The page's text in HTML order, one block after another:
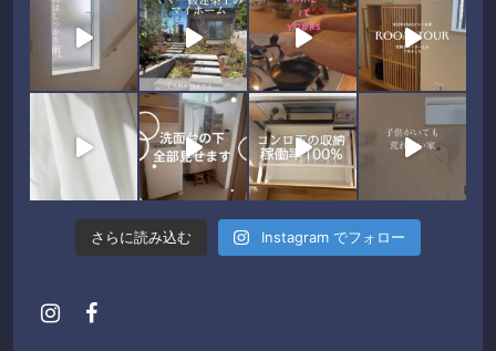
さらに読み込む Instagram でフォロー